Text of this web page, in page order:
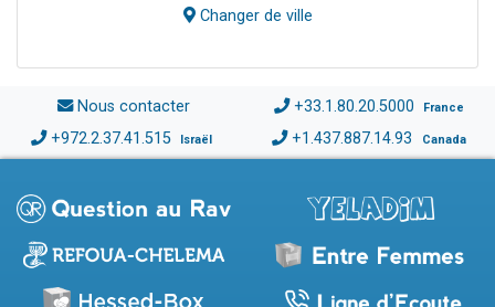
Changer de ville
Nous contacter +33.1.80.20.5000 France
+972.2.37.41.515 Israël +1.437.887.14.93 Canada